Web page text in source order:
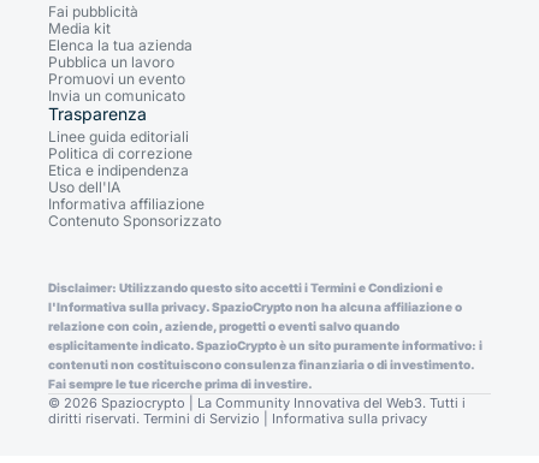
Fai pubblicità
Media kit
Elenca la tua azienda
Pubblica un lavoro
Promuovi un evento
Invia un comunicato
Trasparenza
Linee guida editoriali
Politica di correzione
Etica e indipendenza
Uso dell'IA
Informativa affiliazione
Contenuto Sponsorizzato
Disclaimer: Utilizzando questo sito accetti i Termini e Condizioni e
l'Informativa sulla privacy. SpazioCrypto non ha alcuna affiliazione o
relazione con coin, aziende, progetti o eventi salvo quando
esplicitamente indicato. SpazioCrypto è un sito puramente informativo: i
contenuti non costituiscono consulenza finanziaria o di investimento.
Fai sempre le tue ricerche prima di investire.
© 2026 Spaziocrypto | La Community Innovativa del Web3. Tutti i
diritti riservati. Termini di Servizio Informativa sulla privacy